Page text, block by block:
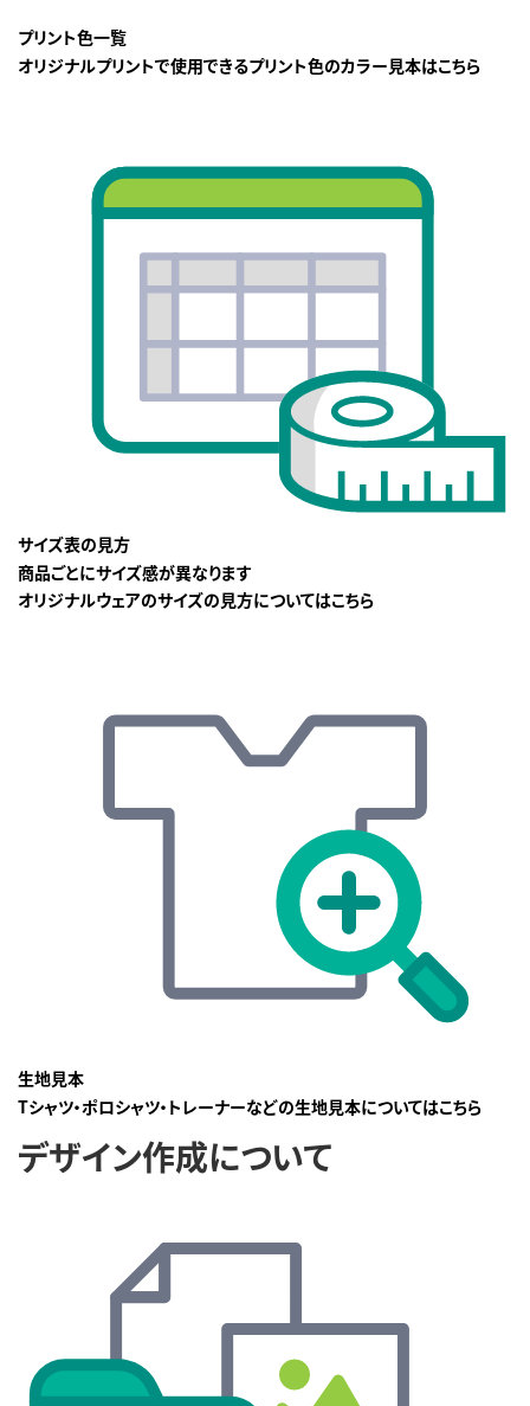
プリント色一覧
オリジナルプリントで使用できるプリント色のカラー見本はこちら
サイズ表の見方
商品ごとにサイズ感が異なります
オリジナルウェアのサイズの見方についてはこちら
生地見本
Tシャツ・ポロシャツ・トレーナーなどの生地見本についてはこちら
デザイン作成について